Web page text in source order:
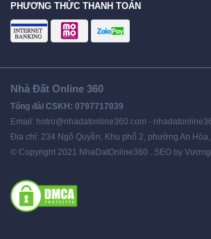
PHƯƠNG THỨC THANH TOÁN
Nhà Đất Online 360
Tổng đài CSKH: 0797717039
Email: hotro@nhadatonline360.com -
Địa chỉ: 234 Ngô Quyền, Khu phố 2, phường An
© Copyright 2021 NhaDatOnline360 . SEO by